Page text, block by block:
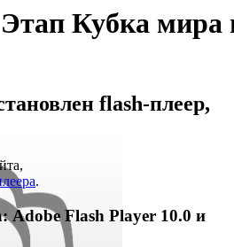
Кубка мира
flash-плеер,
.
Adobe Flash Player 10.0 и